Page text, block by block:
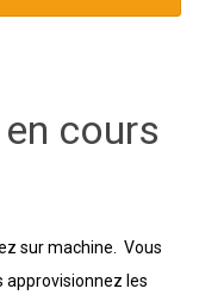
cours
sur machine. Vous
approvisionnez les